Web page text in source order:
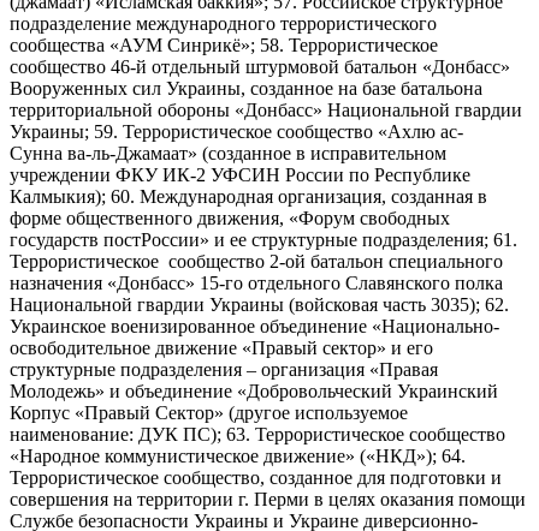
подразделение международного террористического
сообщества «АУМ Синрикё»; 58. Террористическое
сообщество 46-й отдельный штурмовой батальон «Донбасс»
Вооруженных сил Украины, созданное на базе батальона
территориальной обороны «Донбасс» Национальной гвардии
Украины; 59. Террористическое сообщество «Ахлю ас-
Сунна ва-ль-Джамаат» (созданное в исправительном
учреждении ФКУ ИК-2 УФСИН России по Республике
Калмыкия); 60. Международная организация, созданная в
форме общественного движения, «Форум свободных
государств постРоссии» и ее структурные подразделения; 61.
Террористическое сообщество 2-ой батальон специального
назначения «Донбасс» 15-го отдельного Славянского полка
Национальной гвардии Украины (войсковая часть 3035); 62.
Украинское военизированное объединение «Национально-
освободительное движение «Правый сектор» и его
структурные подразделения – организация «Правая
Молодежь» и объединение «Добровольческий Украинский
Корпус «Правый Сектор» (другое используемое
наименование: ДУК ПС); 63. Террористическое сообщество
«Народное коммунистическое движение» («НКД»); 64.
Террористическое сообщество, созданное для подготовки и
совершения на территории г. Перми в целях оказания помощи
Службе безопасности Украины и Украине диверсионно-